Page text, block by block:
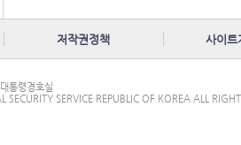
저작권정책 사이트
통령경호실
SERVICE REPUBLIC OF KOREA ALL